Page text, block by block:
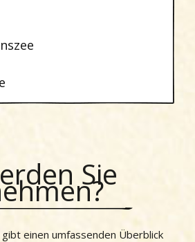
Sie
einen umfassenden Überblick